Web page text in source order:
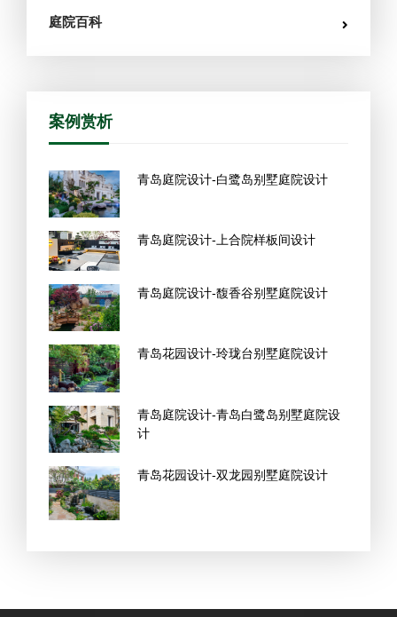
庭院百科
案例赏析
青岛庭院设计-白鹭岛别墅庭院设计
青岛庭院设计-上合院样板间设计
青岛庭院设计-馥香谷别墅庭院设计
青岛花园设计-玲珑台别墅庭院设计
青岛庭院设计-青岛白鹭岛别墅庭院设
计
青岛花园设计-双龙园别墅庭院设计